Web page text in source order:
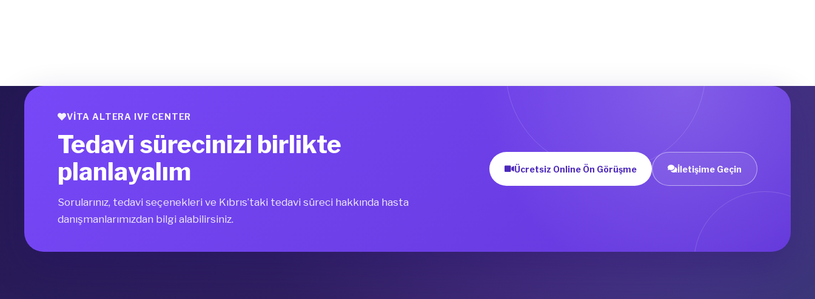
VITA ALTERA IVF CENTER
Tedavi sürecinizi birlikte
planlayalım
Sorularınız, tedavi seçenekleri ve Kıbrıs’taki tedavi süreci hakkında hasta
danışmanlarımızdan bilgi alabilirsiniz.
Ücretsiz Online Ön Görüşme İletişime Geçin